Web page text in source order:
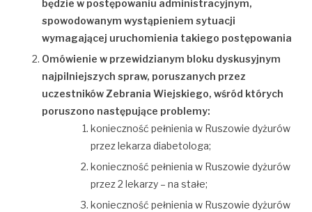
będzie w postępowaniu administracyjnym,
spowodowanym wystąpieniem sytuacji
wymagającej uruchomienia takiego postępowania
Omówienie w przewidzianym bloku dyskusyjnym
najpilniejszych spraw, poruszanych przez
uczestników Zebrania Wiejskiego, wśród których
poruszono następujące problemy:
konieczność pełnienia w Ruszowie dyżurów
przez lekarza diabetologa;
konieczność pełnienia w Ruszowie dyżurów
przez 2 lekarzy – na stałe;
konieczność pełnienia w Ruszowie dyżurów